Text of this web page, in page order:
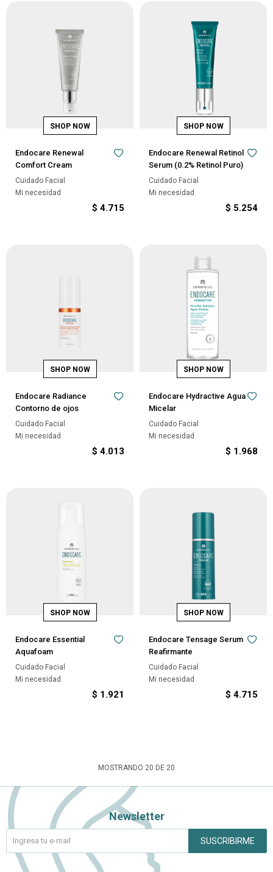
Endocare Renewal
Comfort Cream
Cuidado Facial
Mi necesidad
$ 4.715
Endocare Renewal Retinol
Serum (0.2% Retinol Puro)
Cuidado Facial
Mi necesidad
$ 5.254
Endocare Radiance
Contorno de ojos
Cuidado Facial
Mi necesidad
$ 4.013
Endocare Hydractive Agua
Micelar
Cuidado Facial
Mi necesidad
$ 1.968
Endocare Essential
Aquafoam
Cuidado Facial
Mi necesidad
$ 1.921
Endocare Tensage Serum
Reafirmante
Cuidado Facial
Mi necesidad
$ 4.715
MOSTRANDO 20 DE 20
Newsletter
SUSCRIBIRME